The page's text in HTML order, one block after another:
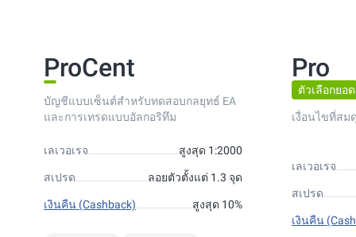
ProCent
บัญชีแบบเซ็นต์สำหรับทดสอบกลยุทธ์ EA
และการเทรดแบบอัลกอริทึม
เลเวอเรจ สูงสุด 1:2000
สเปรด ลอยตัวตั้งแต่ 1.3 จุด
เงินคืน (Cashback) สูงสุด 10%
Pro
ตัวเลือกยอ
เงื่อนไขที่สม
เลเวอเรจ
สเปรด
เงินคืน